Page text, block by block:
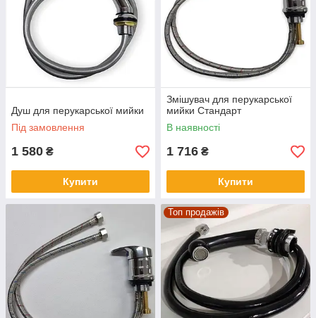
Душ для перукарської мийки
Під замовлення
1 580 ₴
Купити
Змішувач для перукарської
мийки Стандарт
В наявності
1 716 ₴
Купити
Топ продажів